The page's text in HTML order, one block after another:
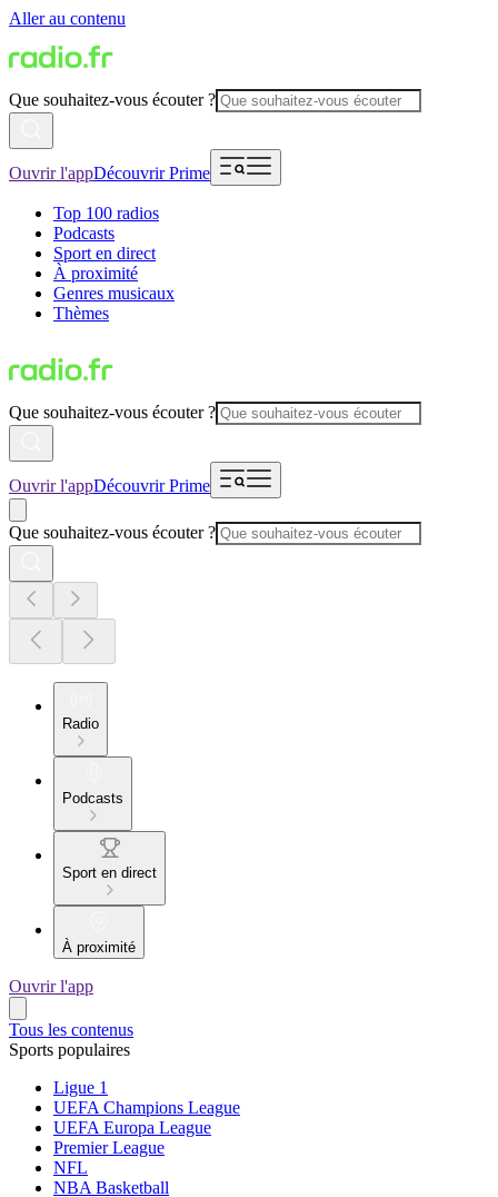
Aller au contenu
Que souhaitez-vous écouter ?
Ouvrir l'appDécouvrir Prime
Top 100 radios
Podcasts
Sport en direct
À proximité
Genres musicaux
Thèmes
Que souhaitez-vous écouter ?
Ouvrir l'appDécouvrir Prime
Que souhaitez-vous écouter ?
Radio
Podcasts
Sport en direct
À proximité
Ouvrir l'app
Tous les contenus
Sports populaires
Ligue 1
UEFA Champions League
UEFA Europa League
Premier League
NFL
NBA Basketball